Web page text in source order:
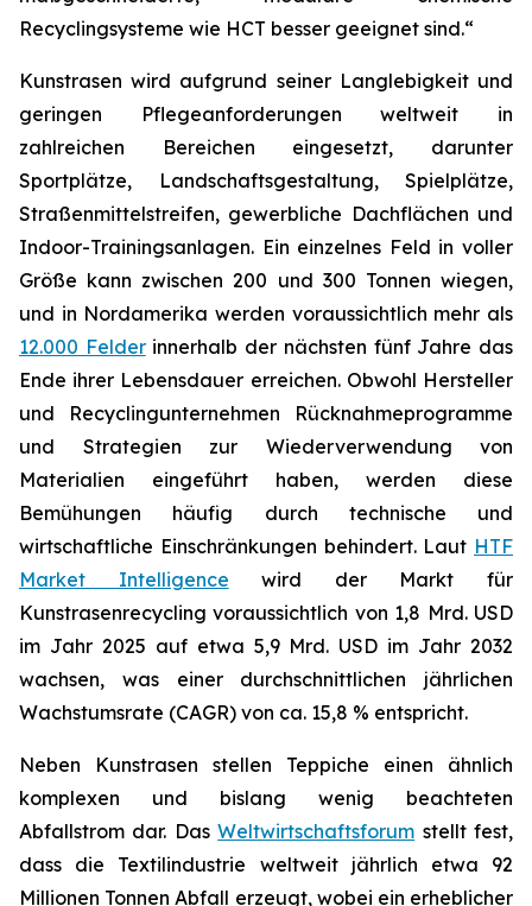
Recyclingsysteme wie HCT besser geeignet sind.“
Kunstrasen wird aufgrund seiner Langlebigkeit und
geringen Pflegeanforderungen weltweit in
zahlreichen Bereichen eingesetzt, darunter
Sportplätze, Landschaftsgestaltung, Spielplätze,
Straßenmittelstreifen, gewerbliche Dachflächen und
Indoor-Trainingsanlagen. Ein einzelnes Feld in voller
Größe kann zwischen 200 und 300 Tonnen wiegen,
und in Nordamerika werden voraussichtlich mehr als
12.000 Felderinnerhalb der nächsten fünf Jahre das
Ende ihrer Lebensdauer erreichen. Obwohl Hersteller
und Recyclingunternehmen Rücknahmeprogramme
und Strategien zur Wiederverwendung von
Materialien eingeführt haben, werden diese
Bemühungen häufig durch technische und
wirtschaftliche Einschränkungen behindert. Laut HTF
Market Intelligence wird der Markt für
Kunstrasenrecycling voraussichtlich von 1,8 Mrd. USD
im Jahr 2025 auf etwa 5,9 Mrd. USD im Jahr 2032
wachsen, was einer durchschnittlichen jährlichen
Wachstumsrate (CAGR) von ca. 15,8 % entspricht.
Neben Kunstrasen stellen Teppiche einen ähnlich
komplexen und bislang wenig beachteten
Abfallstrom dar. DasWeltwirtschaftsforum stellt fest,
dass die Textilindustrie weltweit jährlich etwa 92
Millionen Tonnen Abfall erzeugt, wobei ein erheblicher